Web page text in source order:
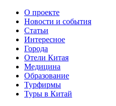
О проекте
Новости и события
Статьи
Интересное
Города
Отели Китая
Медицина
Образование
Турфирмы
Туры в Китай